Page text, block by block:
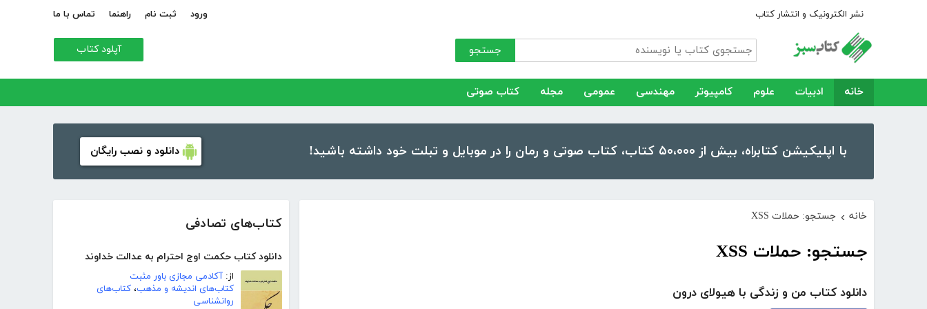
نشر الکترونیک و انتشار کتاب ورود ثبت نام راهنما تماس با ما
جستجو آپلود کتاب
خانه ادبیات علوم کامپیوتر مهندسی عمومی مجله کتاب صوتی
با اپلیکیشن کتابراه، بیش از ۵۰،۰۰۰ کتاب، کتاب صوتی و رمان را در موبایل و تبلت خود داشته باشید! دانلود و نصب رایگان
کتاب‌های تصادفی
دانلود کتاب حکمت اوج احترام به عدالت خداوند
از: آکادمی مجازی باور مثبت
کتاب‌های اندیشه و مذهب، کتاب‌های
روانشناسی
خانه › جستجو: حملات XSS
جستجو: حملات XSS
دانلود کتاب من و زندگی با هیولای درون